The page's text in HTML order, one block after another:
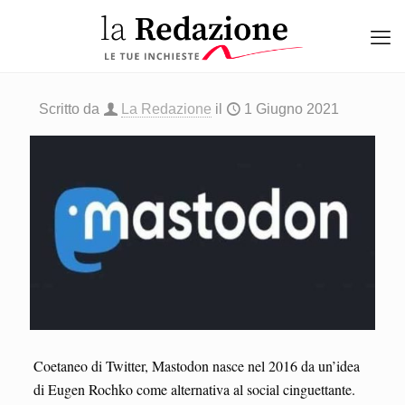
Scritto da La Redazione il 1 Giugno 2021
Coetaneo di Twitter, Mastodon nasce nel 2016 da un’idea
di Eugen Rochko come alternativa al social cinguettante.